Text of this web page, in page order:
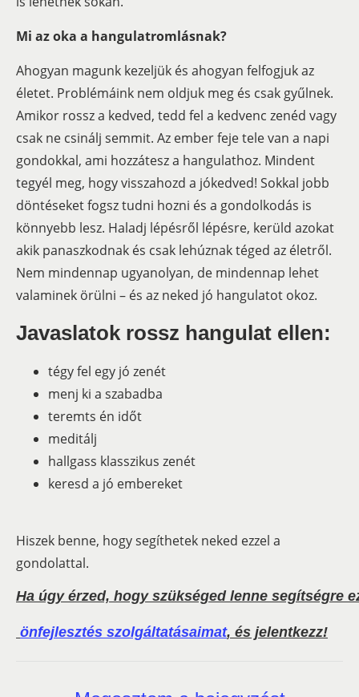
Mi az oka a hangulatromlásnak?
Ahogyan magunk kezeljük és ahogyan felfogjuk az
életet. Problémáink nem oldjuk meg és csak gyűlnek.
Amikor rossz a kedved, tedd fel a kedvenc zenéd vagy
csak ne csinálj semmit. Az ember feje tele van a napi
gondokkal, ami hozzátesz a hangulathoz. Mindent
tegyél meg, hogy visszahozd a jókedved! Sokkal jobb
döntéseket fogsz tudni hozni és a gondolkodás is
könnyebb lesz. Haladj lépésről lépésre, kerüld azokat
akik panaszkodnak és csak lehúznak téged az életről.
Nem mindennap ugyanolyan, de mindennap lehet
valaminek örülni – és az neked jó hangulatot okoz.
Javaslatok rossz hangulat ellen:
tégy fel egy jó zenét
menj ki a szabadba
teremts én időt
meditálj
hallgass klasszikus zenét
keresd a jó embereket
Hiszek benne, hogy segíthetek neked ezzel a
gondolattal.
Ha úgy érzed, hogy szükséged lenne segítségre
önfejlesztés szolgáltatásaimat, és jelentkezz!